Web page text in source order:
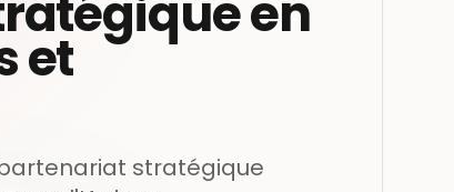
en
et
stratégique